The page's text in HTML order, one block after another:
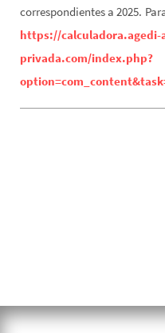
correspondientes a 2025.
https://calculadora.agedi-
privada.com/index.php?